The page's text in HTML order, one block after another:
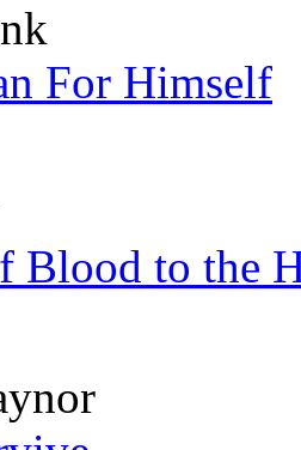
For Himself
Blood to the